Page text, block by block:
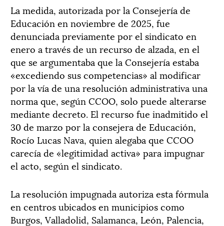
La medida, autorizada por la Consejería de
Educación en noviembre de 2025, fue
denunciada previamente por el sindicato en
enero a través de un recurso de alzada, en el
que se argumentaba que la Consejería estaba
«excediendo sus competencias» al modificar
por la vía de una resolución administrativa una
norma que, según CCOO, solo puede alterarse
mediante decreto. El recurso fue inadmitido el
30 de marzo por la consejera de Educación,
Rocío Lucas Nava, quien alegaba que CCOO
carecía de «legitimidad activa» para impugnar
el acto, según el sindicato.
La resolución impugnada autoriza esta fórmula
en centros ubicados en municipios como
Burgos, Valladolid, Salamanca, León, Palencia,